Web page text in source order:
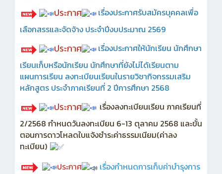
ประกาศ เรื่องประกาศรับสมัครบุคคลเพื่อ
เลือกสรรและจัดจ้าง ประจำปีงบประมาณ 2569
ประกาศ
เรื่องประกาศให้นักเรียน นักศึกษา
เรียนเก็บหรือนักเรียน นักศึกษาที่ยังไม่ได้เรียนตาม
แผนการเรียน ลงทะเบียนเรียนในรายวิชากิจกรรมเสริม
หลักสูตร ประจำภาคเรียนที่ 2 ปีการศึกษา 2568
ประกาศ
เรื่องลงทะเบียนเรียน ภาคเรียนที่
2/2568 กำหนดวันลงทะเบียน 6-13 ตุลาคม 2568 และขั้น
ตอนการดาวโหลดใบแจ้งชำระค่าธรรมเนียม(ค่าลง
ทะเบียน)
ประกาศ
เรื่องกำหนดการเก็บค่าบำรุงการ